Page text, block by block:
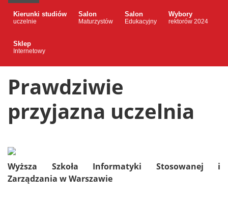
Kierunki studiów
uczelnie
Salon
Maturzystów
Salon
Edukacyjny
Wybory
rektorów 2024
Sklep
Internetowy
Prawdziwie
przyjazna uczelnia
Wyższa Szkoła Informatyki Stosowanej i
Zarządzania w Warszawie